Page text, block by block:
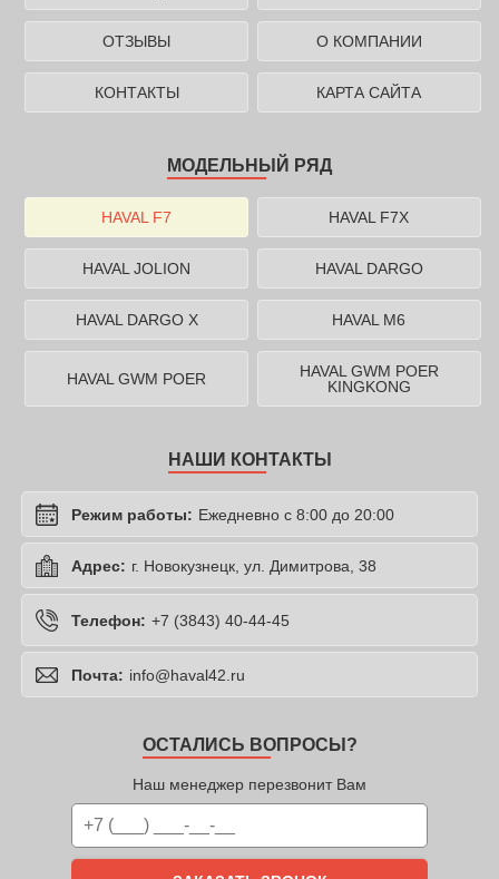
ОТЗЫВЫ О КОМПАНИИ
КОНТАКТЫ КАРТА САЙТА
МОДЕЛЬНЫЙ РЯД
HAVAL F7 HAVAL F7X
HAVAL JOLION HAVAL DARGO
HAVAL DARGO X HAVAL M6
HAVAL GWM POER
HAVAL GWM POER
KINGKONG
НАШИ КОНТАКТЫ
Режим работы: Ежедневно с 8:00 до 20:00
Адрес: г. Новокузнецк, ул. Димитрова, 38
Телефон: +7 (3843) 40-44-45
Почта: info@haval42.ru
ОСТАЛИСЬ ВОПРОСЫ?
Наш менеджер перезвонит Вам